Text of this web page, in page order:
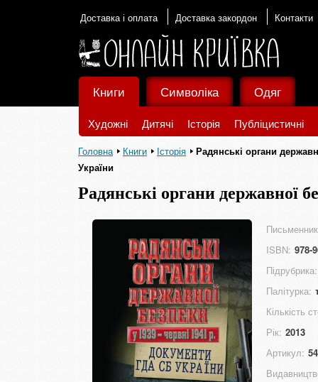
Доставка і оплата Доставка закордон Контакти
Книги
Художні Дитячі Історія Публіцистичні
Символіка Одяг
Головна Книги Історія
Радянські органи
України
Радянські органи державної
ISBN: 978-
Підрубрика:
Палітурка:
Кількість
Рік: 2013
Артикул: